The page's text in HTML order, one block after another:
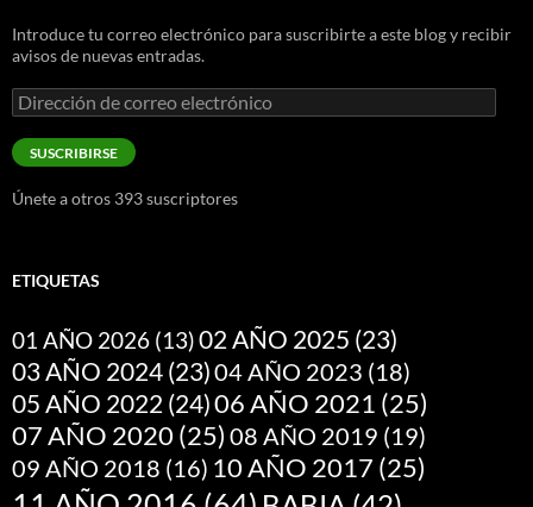
Introduce tu correo electrónico para suscribirte a este blog y recibir
avisos de nuevas entradas.
Dirección
de
correo
electrónico
SUSCRIBIRSE
Únete a otros 393 suscriptores
ETIQUETAS
01 AÑO 2026 (13)02 AÑO 2025 (23)
03 AÑO 2024(23)04 AÑO 2023 (18)
05 AÑO 2022 (24)06 AÑO 2021 (25)
07 AÑO 2020 (25) 08 AÑO 2019 (19)
09 AÑO 2018 (16) 10 AÑO 2017 (25)